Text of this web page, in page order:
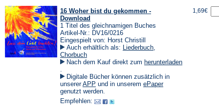
16 Woher bist du gekommen -
Download
1 Titel des gleichnamigen Buches
Artikel-Nr.: DV16/0216
Eingespielt von: Horst Christill
Auch erhältlich als: Liederbuch,
Chorbuch
Nach dem Kauf direkt zum herunterladen
in
einem
neuen
Tab)
.
Digitale Bücher können zusätzlich in
unsererAPP (Öffnet
in
neuen
und in unserem ePaper(Öffnet
genutzt werden.
Empfehlen:
1,69€